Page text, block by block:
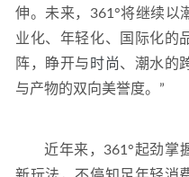
伸。未来，361°将继续以
业化、年轻化、国际化的
阵，睁开与 时尚、潮水的
与产物的双向美誉度。”
近年来，361°起劲掌